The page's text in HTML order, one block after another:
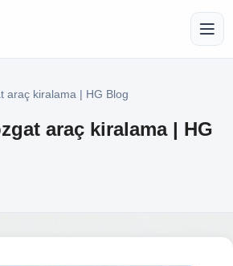
araç kiralama | HG Blog
araç kiralama | HG